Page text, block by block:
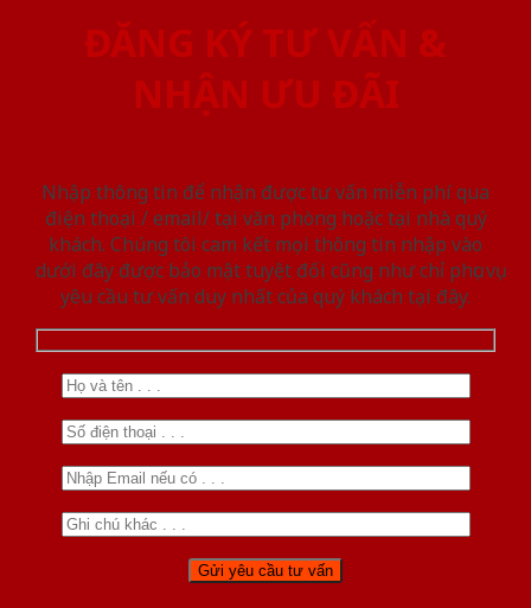
ĐĂNG KÝ TƯ VẤN &
NHẬN ƯU ĐÃI
Nhập thông tin để nhận được tư vấn miễn phí qua
điện thoại / email/ tại văn phòng hoặc tại nhà quý
khách. Chúng tôi cam kết mọi thông tin nhập vào
dưới đây được bảo mật tuyệt đối cũng như chỉ phục vụ
yêu cầu tư vấn duy nhất của quý khách tại đây.